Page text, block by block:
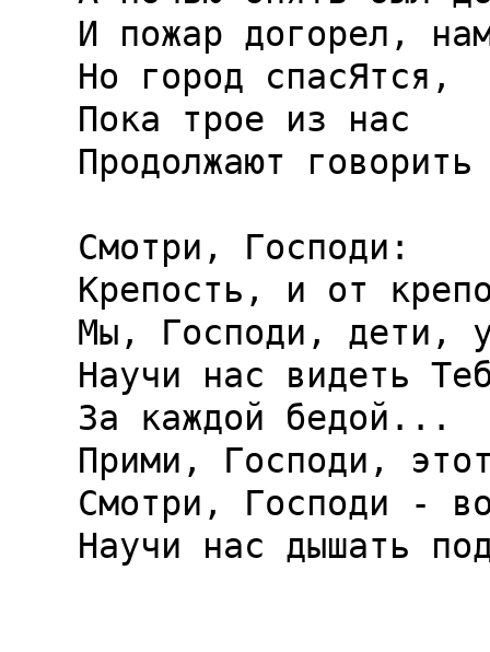
И пожар догорел,
Но город спасЯтся,
Пока трое из нас
Продолжают
Смотри, Господи:
Крепость, и от
Мы, Господи, дети,
Научи нас видеть
За каждой бедой...
Прими, Господи,
Смотри, Господи -
Научи нас дышать